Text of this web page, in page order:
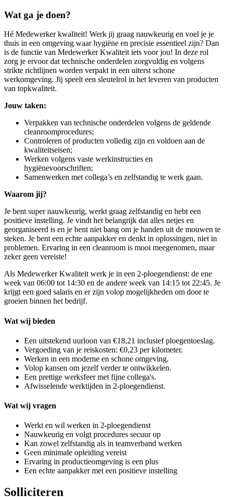
Wat ga je doen?
Hé Medewerker kwaliteit! Werk jij graag nauwkeurig en voel je je
thuis in een omgeving waar hygiëne en precisie essentieel zijn? Dan
is de functie van Medewerker Kwaliteit iets voor jou! In deze rol
zorg je ervoor dat technische onderdelen zorgvuldig en volgens
strikte richtlijnen worden verpakt in een uiterst schone
werkomgeving. Jij speelt een sleutelrol in het leveren van producten
van topkwaliteit.
Jouw taken:
Verpakken van technische onderdelen volgens de geldende
cleanroomprocedures;
Controleren of producten volledig zijn en voldoen aan de
kwaliteitseisen;
Werken volgens vaste werkinstructies en
hygiënevoorschriften;
Samenwerken met collega’s en zelfstandig te werk gaan.
Waarom jij?
Je bent super nauwkeurig, werkt graag zelfstandig en hebt een
positieve instelling. Je vindt het belangrijk dat alles netjes en
georganiseerd is en je bent niet bang om je handen uit de mouwen te
steken. Je bent een echte aanpakker en denkt in oplossingen, niet in
problemen. Ervaring in een cleanroom is mooi meegenomen, maar
zeker geen vereiste!
Als Medewerker Kwaliteit werk je in een 2-ploegendienst: de ene
week van 06:00 tot 14:30 en de andere week van 14:15 tot 22:45. Je
krijgt een goed salaris en er zijn volop mogelijkheden om door te
groeien binnen het bedrijf.
Wat wij bieden
Een uitstekend uurloon van €18,21 inclusief ploegentoeslag.
Vergoeding van je reiskosten: €0,23 per kilometer.
Werken in een moderne en schone omgeving.
Volop kansen om jezelf verder te ontwikkelen.
Een prettige werksfeer met fijne collega's.
Afwisselende werktijden in 2-ploegendienst.
Wat wij vragen
Werkt en wil werken in 2-ploegendienst
Nauwkeurig en volgt procedures secuur op
Kan zowel zelfstandig als in teamverband werken
Geen minimale opleiding vereist
Ervaring in productieomgeving is een plus
Een echte aanpakker met een positieve instelling
Solliciteren